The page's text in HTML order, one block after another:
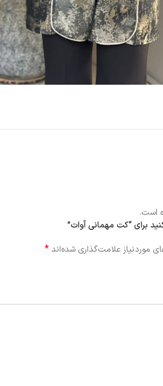
است.
برای “کت مهمانی آوات”
موردنیاز علامت‌گذاری شده‌اند*